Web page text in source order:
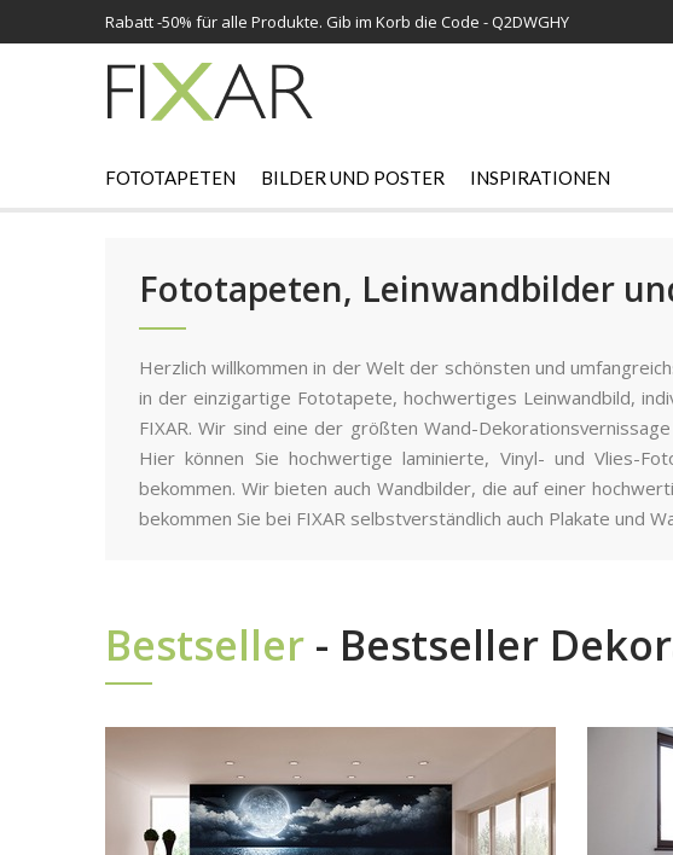
Rabatt -50% für alle Produkte. Gib im Korb die Code - Q2DWGHY
FOTOTAPETEN BILDER UND POSTER INSPIRATIONEN
Fototapeten, Leinwandbilder
Herzlich willkommen in der Welt der schönsten und
in der einzigartige Fototapete, hochwertiges Leinwandbild,
FIXAR. Wir sind eine der größten Wand-
Hier können Sie hochwertige laminierte, Vinyl- und Vlies-
bekommen. Wir bieten auch Wandbilder, die auf einer
bekommen Sie bei FIXAR selbstverständlich auch Plakate und
Bestseller - Bestseller